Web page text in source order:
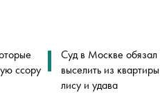
ссору
Суд в Москве обязал
выселить из
лису и удава